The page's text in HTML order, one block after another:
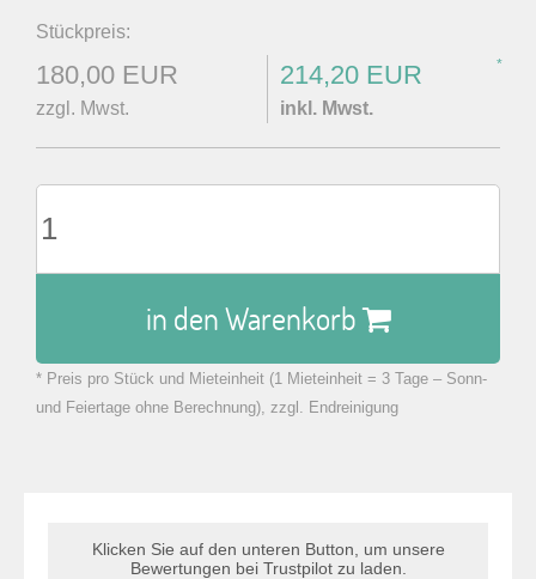
Stückpreis:
180,00 EUR
zzgl. Mwst.
214,20 EUR *
inkl. Mwst.
in den Warenkorb
zu Warenkorb hinzugefügt.
* Preis pro Stück und Mieteinheit (1 Mieteinheit = 3 Tage – Sonn-
und Feiertage ohne Berechnung), zzgl. Endreinigung
Klicken Sie auf den unteren Button, um unsere
Bewertungen bei Trustpilot zu laden.